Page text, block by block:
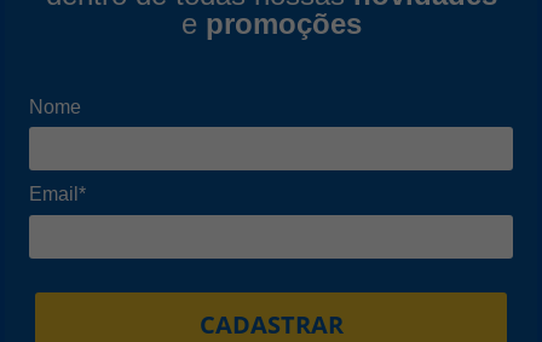
e promoções
Nome
Email*
CADASTRAR